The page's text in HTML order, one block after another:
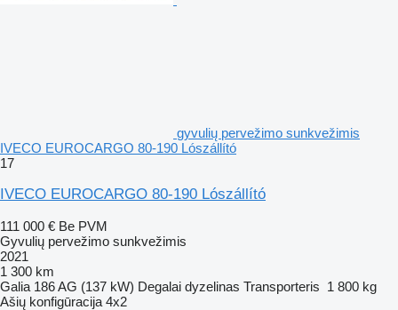
gyvulių pervežimo sunkvežimis
IVECO EUROCARGO 80-190 Lószállító
17
IVECO EUROCARGO 80-190 Lószállító
111 000 € Be PVM
Gyvulių pervežimo sunkvežimis
2021
1 300 km
Galia 186 AG (137 kW) Degalai dyzelinas Transporteris 1 800 kg
Ašių konfigūracija 4x2